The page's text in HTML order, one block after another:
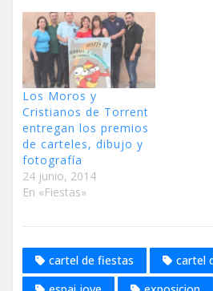
Los Moros y
Cristianos de Torrent
entregan los premios
de carteles, dibujo y
fotografía
24 junio, 2014
En «Fiestas»
cartel de fiestas
cartel